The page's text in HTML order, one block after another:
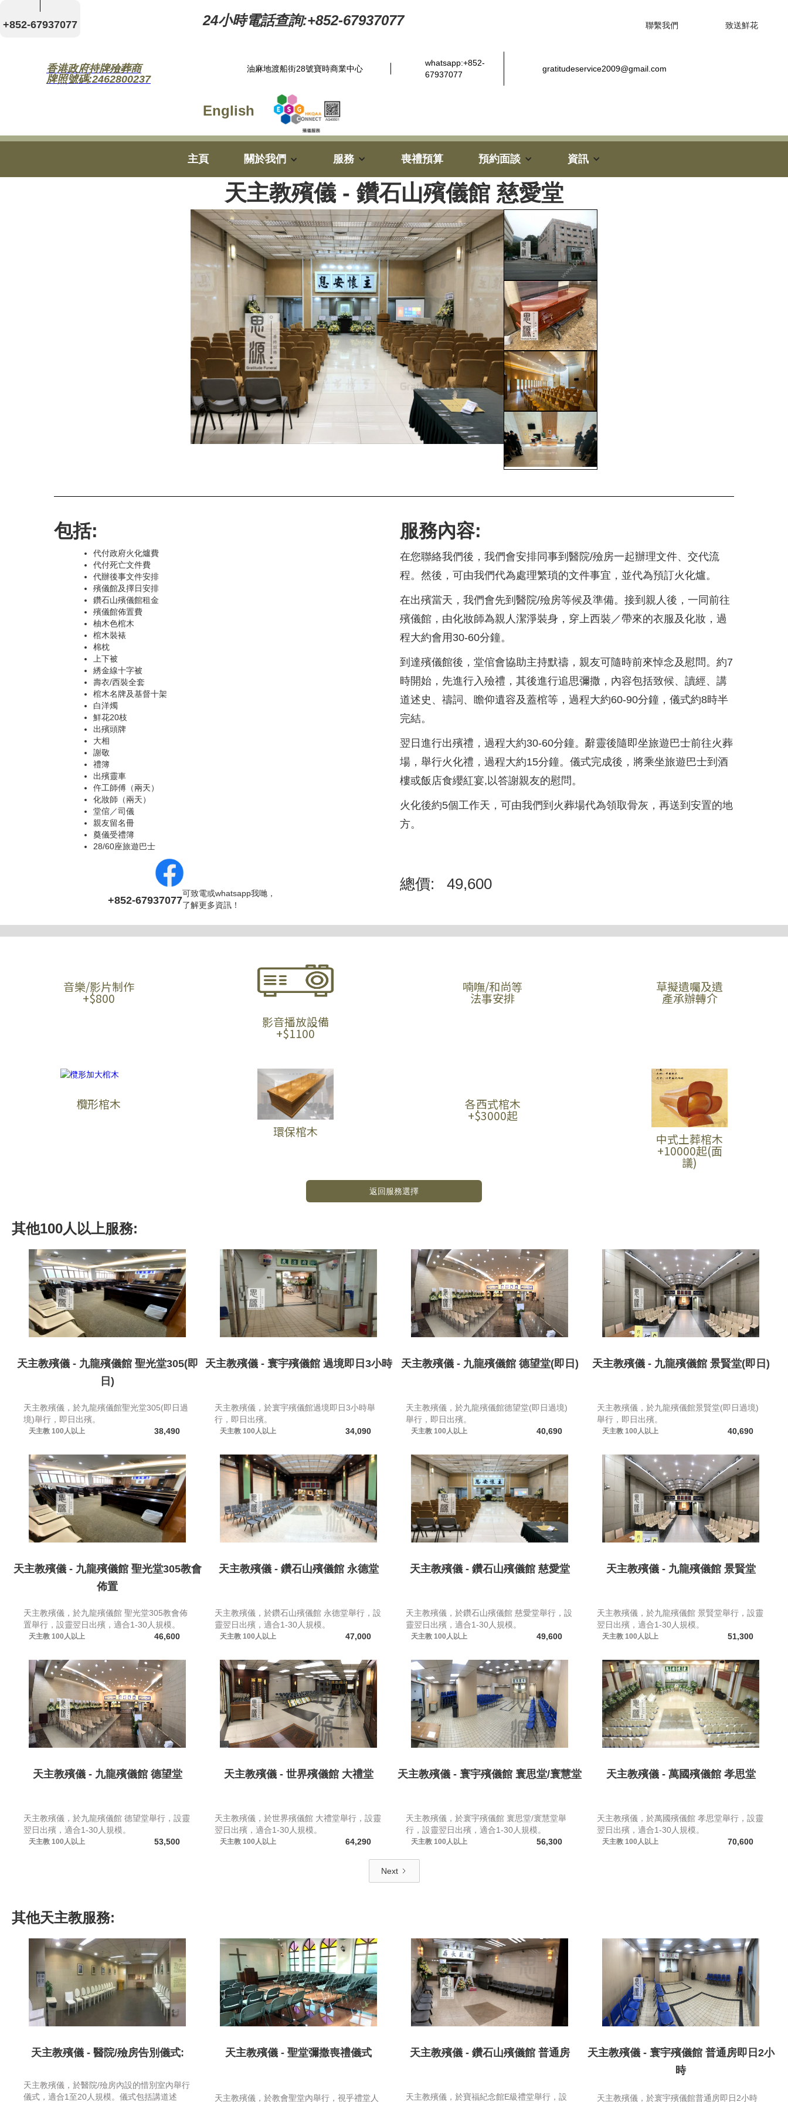
+852-67937077
香港政府持牌殮葬商
牌照號碼:2462800237
24小時電話查詢:+852-67937077 聯繫我們 致送鮮花
油麻地渡船街28號寶時商業中心
whatsapp:+852-
67937077
gratitudeservice2009@gmail.com
English
主頁 關於我們 服務 喪禮預算 預約面談 資訊
天主教殯儀 - 鑽石山殯儀館 慈愛堂
包括:
代付政府火化爐費
代付死亡文件費
代辦後事文件安排
殯儀館及擇日安排
鑽石山殯儀館租金
殯儀館佈置費
柚木色棺木
棺木裝裱
棉枕
上下被
綉金線十字被
壽衣/西裝全套
棺木名牌及基督十架
白洋燭
鮮花20枝
出殯頭牌
大相
謝敬
禮簿
出殯靈車
仵工師傅（兩天）
化妝師（兩天）
堂倌／司儀
親友留名冊
奠儀受禮簿
28/60座旅遊巴士
+852-67937077
可致電或whatsapp我哋，
了解更多資訊！
服務內容:
在您聯絡我們後，我們會安排同事到醫院/殮房一起辦理文件、交代流
程。然後，可由我們代為處理繁瑣的文件事宜，並代為預訂火化爐。
在出殯當天，我們會先到醫院/殮房等候及準備。接到親人後，一同前往
殯儀館，由化妝師為親人潔淨裝身，穿上西裝／帶來的衣服及化妝，過
程大約會用30-60分鐘。
到達殯儀館後，堂倌會協助主持默禱，親友可隨時前來悼念及慰問。約7
時開始，先進行入殮禮，其後進行追思彌撒，內容包括致候、讀經、講
道述史、禱詞、瞻仰遺容及蓋棺等，過程大約60-90分鐘，儀式約8時半
完結。
翌日進行出殯禮，過程大約30-60分鐘。辭靈後隨即坐旅遊巴士前往火葬
場，舉行火化禮，過程大約15分鐘。儀式完成後，將乘坐旅遊巴士到酒
樓或飯店食纓紅宴,以答謝親友的慰問。
火化後約5個工作天，可由我們到火葬場代為領取骨灰，再送到安置的地
方。
總價: 49,600
音樂/影片制作
+$800
影音播放設備
+$1100
喃嘸/和尚等
法事安排
草擬遺囑及遺
產承辦轉介
欖形棺木
環保棺木
各西式棺木
+$3000起
中式土葬棺木
+10000起(面
議)
返回服務選擇
其他100人以上服務:
天主教殯儀 - 九龍殯儀館 聖光堂305(即
日)
天主教殯儀，於九龍殯儀館聖光堂305(即日過
境)舉行，即日出殯。
天主教 100人以上 38,490
天主教殯儀 - 寰宇殯儀館 過境即日3小時
天主教殯儀，於寰宇殯儀館過境即日3小時舉
行，即日出殯。
天主教 100人以上 34,090
天主教殯儀 - 九龍殯儀館 德望堂(即日)
天主教殯儀，於九龍殯儀館德望堂(即日過境)
舉行，即日出殯。
天主教 100人以上 40,690
天主教殯儀 - 九龍殯儀館 景賢堂(即日)
天主教殯儀，於九龍殯儀館景賢堂(即日過境)
舉行，即日出殯。
天主教 100人以上 40,690
天主教殯儀 - 九龍殯儀館 聖光堂305教會
佈置
天主教殯儀，於九龍殯儀館 聖光堂305教會佈
置舉行，設靈翌日出殯，適合1-30人規模。
天主教 100人以上 46,600
天主教殯儀 - 鑽石山殯儀館 永德堂
天主教殯儀，於鑽石山殯儀館 永德堂舉行，設
靈翌日出殯，適合1-30人規模。
天主教 100人以上 47,000
天主教殯儀 - 鑽石山殯儀館 慈愛堂
天主教殯儀，於鑽石山殯儀館 慈愛堂舉行，設
靈翌日出殯，適合1-30人規模。
天主教 100人以上 49,600
天主教殯儀 - 九龍殯儀館 景賢堂
天主教殯儀，於九龍殯儀館 景賢堂舉行，設靈
翌日出殯，適合1-30人規模。
天主教 100人以上 51,300
天主教殯儀 - 九龍殯儀館 德望堂
天主教殯儀，於九龍殯儀館 德望堂舉行，設靈
翌日出殯，適合1-30人規模。
天主教 100人以上 53,500
天主教殯儀 - 世界殯儀館 大禮堂
天主教殯儀，於世界殯儀館 大禮堂舉行，設靈
翌日出殯，適合1-30人規模。
天主教 100人以上 64,290
天主教殯儀 - 寰宇殯儀館 寰思堂/寰慧堂
天主教殯儀，於寰宇殯儀館 寰思堂/寰慧堂舉
行，設靈翌日出殯，適合1-30人規模。
天主教 100人以上 56,300
天主教殯儀 - 萬國殯儀館 孝思堂
天主教殯儀，於萬國殯儀館 孝思堂舉行，設靈
翌日出殯，適合1-30人規模。
天主教 100人以上 70,600
Next
其他天主教服務:
天主教殯儀 - 醫院/殮房告別儀式:
天主教殯儀，於醫院/殮房內設的惜別室內舉行
儀式，適合1至20人規模。儀式包括講道述
天主教殯儀 - 聖堂彌撒喪禮儀式
天主教殯儀，於教會聖堂內舉行，視乎禮堂人
天主教殯儀 - 鑽石山殯儀館 普通房
天主教殯儀，於寶福紀念館E級禮堂舉行，設
天主教殯儀 - 寰宇殯儀館 普通房即日2小
時
天主教殯儀，於寰宇殯儀館普通房即日2小時